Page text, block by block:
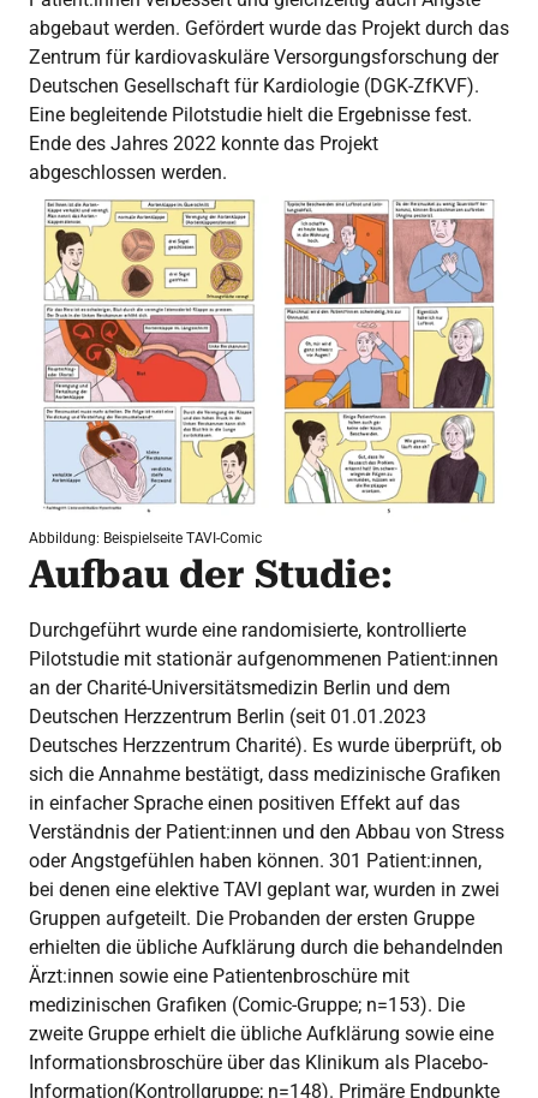
abgebaut werden. Gefördert wurde das Projekt durch das
Zentrum für kardiovaskuläre Versorgungsforschung der
Deutschen Gesellschaft für Kardiologie (DGK-ZfKVF).
Eine begleitende Pilotstudie hielt die Ergebnisse fest.
Ende des Jahres 2022 konnte das Projekt
abgeschlossen werden.
Abbildung: Beispielseite TAVI-Comic
Aufbau der Studie:
Durchgeführt wurde eine randomisierte, kontrollierte
Pilotstudie mit stationär aufgenommenen Patient:innen
an der Charité-Universitätsmedizin Berlin und dem
Deutschen Herzzentrum Berlin (seit 01.01.2023
Deutsches Herzzentrum Charité). Es wurde überprüft, ob
sich die Annahme bestätigt, dass medizinische Grafiken
in einfacher Sprache einen positiven Effekt auf das
Verständnis der Patient:innen und den Abbau von Stress
oder Angstgefühlen haben können. 301 Patient:innen,
bei denen eine elektive TAVI geplant war, wurden in zwei
Gruppen aufgeteilt. Die Probanden der ersten Gruppe
erhielten die übliche Aufklärung durch die behandelnden
Ärzt:innen sowie eine Patientenbroschüre mit
medizinischen Grafiken (Comic-Gruppe; n=153). Die
zweite Gruppe erhielt die übliche Aufklärung sowie eine
Informationsbroschüre über das Klinikum als Placebo-
Information(Kontrollgruppe; n=148). Primäre Endpunkte